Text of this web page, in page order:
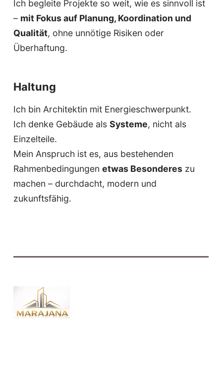
Ich begleite Projekte so weit, wie es sinnvoll ist
– mit Fokus auf Planung, Koordination und
Qualität, ohne unnötige Risiken oder
Überhaftung.
Haltung
Ich bin Architektin mit Energieschwerpunkt.
Ich denke Gebäude als Systeme, nicht als
Einzelteile.
Mein Anspruch ist es, aus bestehenden
Rahmenbedingungen etwas Besondereszu
machen – durchdacht, modern und
zukunftsfähig.